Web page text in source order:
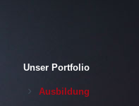
Unser Portfolio
Ausbildung